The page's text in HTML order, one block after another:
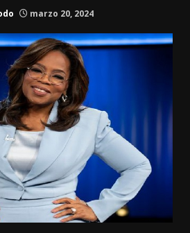
marzo 20, 2024